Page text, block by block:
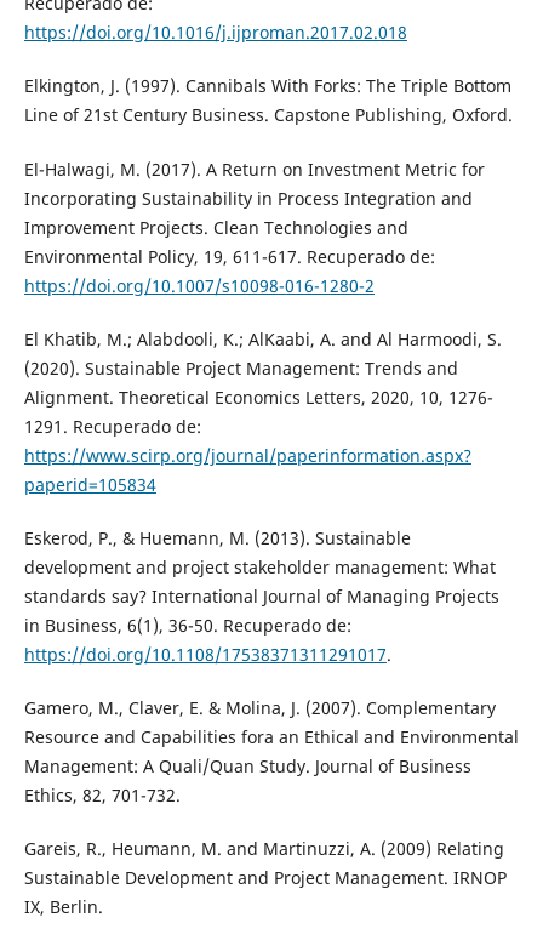
https://doi.org/10.1016/j.ijproman.2017.02.018
Elkington, J. (1997). Cannibals With Forks: The Triple Bottom
Line of 21st Century Business. Capstone Publishing, Oxford.
El-Halwagi, M. (2017). A Return on Investment Metric for
Incorporating Sustainability in Process Integration and
Improvement Projects. Clean Technologies and
Environmental Policy, 19, 611-617. Recuperado de:
https://doi.org/10.1007/s10098-016-1280-2
El Khatib, M.; Alabdooli, K.; AlKaabi, A. and Al Harmoodi, S.
(2020). Sustainable Project Management: Trends and
Alignment. Theoretical Economics Letters, 2020, 10, 1276-
1291. Recuperado de:
https://www.scirp.org/journal/paperinformation.aspx?
paperid=105834
Eskerod, P., & Huemann, M. (2013). Sustainable
development and project stakeholder management: What
standards say? International Journal of Managing Projects
in Business, 6(1), 36-50. Recuperado de:
https://doi.org/10.1108/17538371311291017.
Gamero, M., Claver, E. & Molina, J. (2007). Complementary
Resource and Capabilities fora an Ethical and Environmental
Management: A Quali/Quan Study. Journal of Business
Ethics, 82, 701-732.
Gareis, R., Heumann, M. and Martinuzzi, A. (2009) Relating
Sustainable Development and Project Management. IRNOP
IX, Berlin.